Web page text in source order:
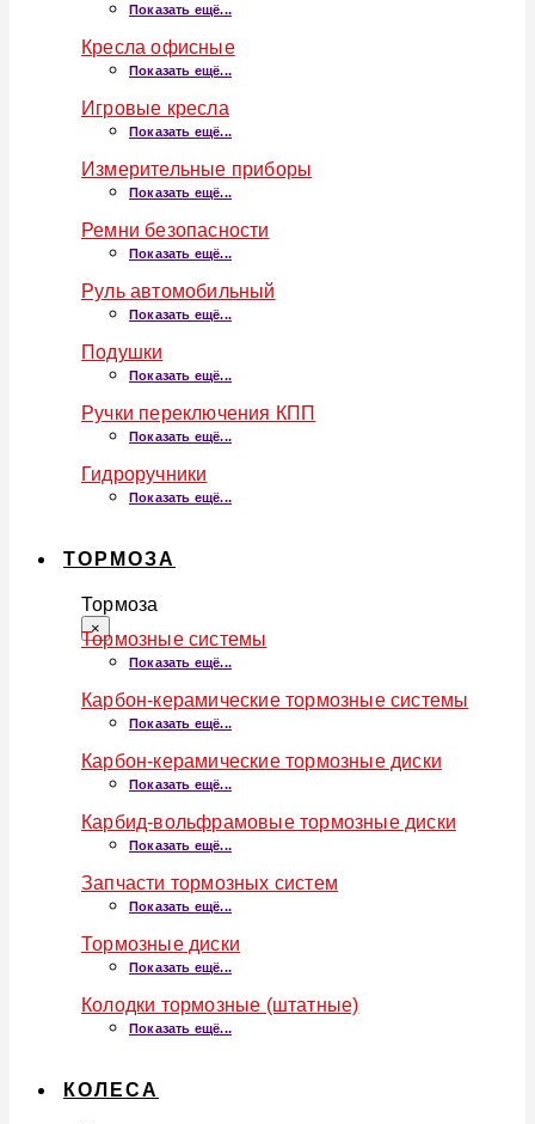
Показать ещё...
Кресла офисные
Показать ещё...
Игровые кресла
Показать ещё...
Измерительные приборы
Показать ещё...
Ремни безопасности
Показать ещё...
Руль автомобильный
Показать ещё...
Подушки
Показать ещё...
Ручки переключения КПП
Показать ещё...
Гидроручники
Показать ещё...
ТОРМОЗА
Тормоза
×
Тормозные системы
Показать ещё...
Карбон-керамические тормозные системы
Показать ещё...
Карбон-керамические тормозные диски
Показать ещё...
Карбид-вольфрамовые тормозные диски
Показать ещё...
Запчасти тормозных систем
Показать ещё...
Тормозные диски
Показать ещё...
Колодки тормозные (штатные)
Показать ещё...
КОЛЕСА